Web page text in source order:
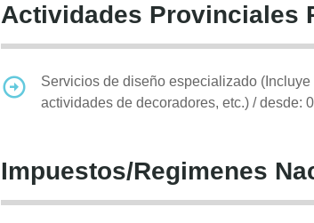
Actividades Provinciales
Servicios de diseño especializado
actividades de decoradores, etc.) /desde:
Impuestos/Regimenes